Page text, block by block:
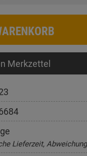
Merkzettel
Lieferzeit,